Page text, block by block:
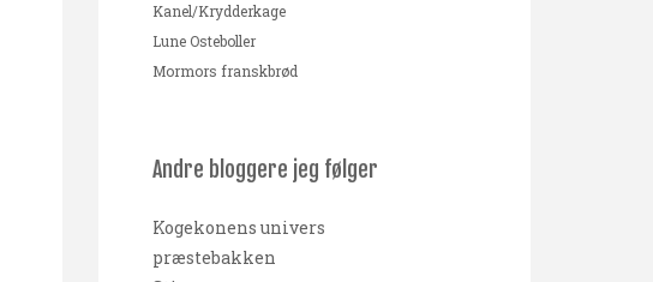
Kanel/Krydderkage
Lune Osteboller
Mormors franskbrød
Andre bloggere jeg følger
Kogekonens univers
præstebakken